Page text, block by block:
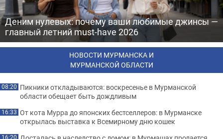
Деним нулевых: почему ваши любимые джинсы —
главный летний must-have 2026
НОВОСТИ МУРМАНСКА И
МУРМАНСКОЙ ОБЛАСТИ
08:20 Пикники откладываются: воскресенье в Мурманской
области обещает быть дождливым
16:33 От кота Мурра до японских бестселлеров: в Мурманске
открылась выставка к Всемирному дню кошек
16:20